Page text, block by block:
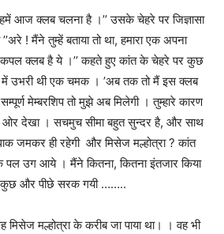
हमें आज क्लब चलना है ।’’उसके चेहरे पर जिज्ञासा
’’अरे ! मैंने तुम्हें बताया तो था,हमारा एक अपना
क्लब है ये ।’’कहते हुए कांत के चेहरे पर कुछ
उभरी थी एक चमक । ’अब तक तो मैं इस क्लब
मेम्बरशिप तो मुझे अब मिलेगी । तुम्हारे कारण
ओर देखा । सचमुच सीमा बहुत सुन्दर है, और साथ
जमकर ही रहेगी और मिसेज मल्होत्रा?कांत
पल उग आये । मैंने कितना,कितना इंतजार किया
और पीछे सरक गयी ……..
मिसेज मल्होत्रा के करीब जा पाया था। । वह भी